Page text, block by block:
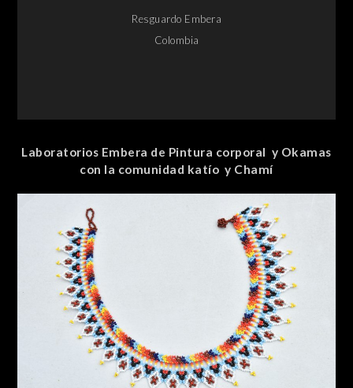
Resguardo Embera
Colombia
Laboratorios Embera de Pintura corporal y Okamas
con la comunidad katío y Chamí